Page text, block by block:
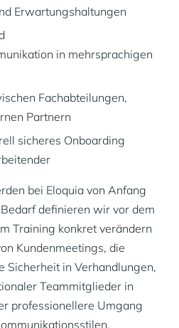
Erwartungshaltungen
in mehrsprachigen
Fachabteilungen,
Partnern
sicheres Onboarding
bei Eloquia von Anfang
definieren wir vor dem
Training konkret verändern
Kundenmeetings, die
Sicherheit in Verhandlungen,
Teammitglieder in
professionellere Umgang